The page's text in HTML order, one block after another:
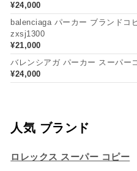
¥24,000
balenciaga パーカー ブランドコ
zxsj1300
¥21,000
バレンシアガ パーカー スーパー
¥24,000
人気 ブランド
ロレックス スーパー コピー